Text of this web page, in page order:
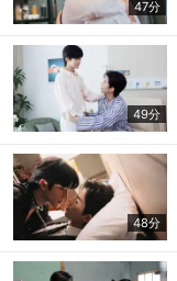
会員設定 会員情報
会員情報変更
決済方法変更
47分
49分
48分